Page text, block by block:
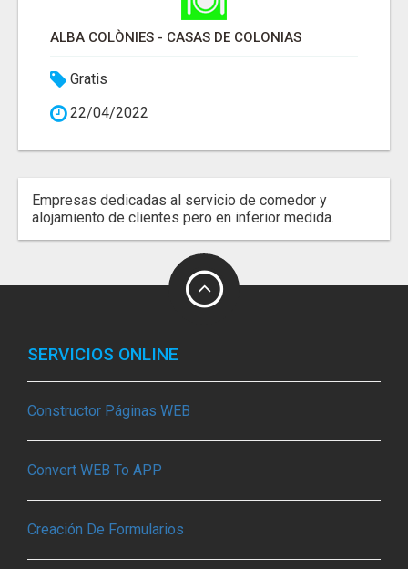
ALBA COLÒNIES - CASAS DE COLONIAS
Gratis
22/04/2022
Empresas dedicadas al servicio de comedor y
alojamiento de clientes pero en inferior medida.
SERVICIOS ONLINE
Constructor Páginas WEB
Convert WEB To APP
Creación De Formularios